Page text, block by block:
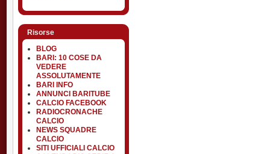
Risorse
BLOG
BARI: 10 COSE DA
VEDERE
ASSOLUTAMENTE
BARI INFO
ANNUNCI BARITUBE
CALCIO FACEBOOK
RADIOCRONACHE
CALCIO
NEWS SQUADRE
CALCIO
SITI UFFICIALI CALCIO